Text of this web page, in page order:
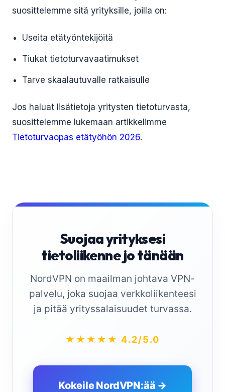
suosittelemme sitä yrityksille, joilla on:
Useita etätyöntekijöitä
Tiukat tietoturvavaatimukset
Tarve skaalautuvalle ratkaisulle
Jos haluat lisätietoja yritysten tietoturvasta,
suosittelemme lukemaan artikkelimme
Tietoturvaopas etätyöhön 2026.
Suojaa yrityksesi
tietoliikenne jo tänään
NordVPN on maailman johtava VPN-
palvelu, joka suojaa verkkoliikenteesi
ja pitää yrityssalaisuudet turvassa.
★★★★★ 4.2/5.0
Kokeile NordVPN:ää →